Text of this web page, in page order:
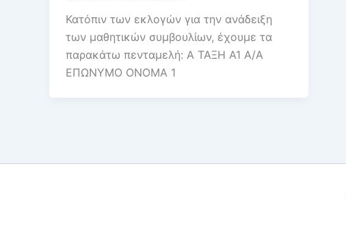
Κατόπιν των εκλογών για την ανάδειξη
των μαθητικών συμβουλίων, έχουμε τα
παρακάτω πενταμελή: Α ΤΑΞΗ Α1 Α/Α
ΕΠΩΝΥΜΟ ΟΝΟΜΑ 1